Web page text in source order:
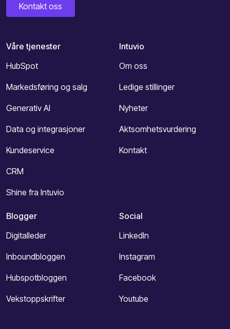
Kontakt oss
Våre tjenester
HubSpot
Markedsføring og salg
Generativ AI
Data og integrasjoner
Kundeservice
CRM
Shine fra Intuvio
Intuvio
Om oss
Ledige stillinger
Nyheter
Aktsomhetsvurdering
Kontakt
Blogger
Digitalleder
Inboundbloggen
Hubspotbloggen
Vekstoppskrifter
Social
LinkedIn
Instagram
Facebook
Youtube